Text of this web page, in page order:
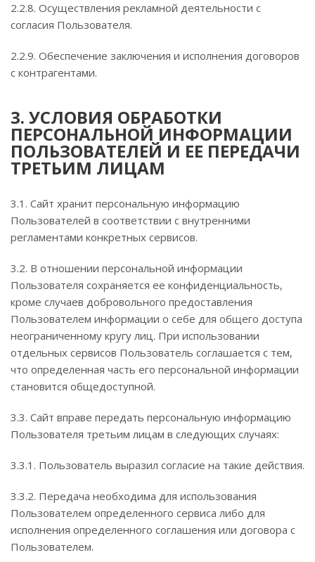
2.2.8. Осуществления рекламной деятельности с
согласия Пользователя.
2.2.9. Обеспечение заключения и исполнения договоров
с контрагентами.
3. УСЛОВИЯ ОБРАБОТКИ
ПЕРСОНАЛЬНОЙ ИНФОРМАЦИИ
ПОЛЬЗОВАТЕЛЕЙ И ЕЕ ПЕРЕДАЧИ
ТРЕТЬИМ ЛИЦАМ
3.1. Сайт хранит персональную информацию
Пользователей в соответствии с внутренними
регламентами конкретных сервисов.
3.2. В отношении персональной информации
Пользователя сохраняется ее конфиденциальность,
кроме случаев добровольного предоставления
Пользователем информации о себе для общего доступа
неограниченному кругу лиц. При использовании
отдельных сервисов Пользователь соглашается с тем,
что определенная часть его персональной информации
становится общедоступной.
3.3. Сайт вправе передать персональную информацию
Пользователя третьим лицам в следующих случаях:
3.3.1. Пользователь выразил согласие на такие действия.
3.3.2. Передача необходима для использования
Пользователем определенного сервиса либо для
исполнения определенного соглашения или договора с
Пользователем.